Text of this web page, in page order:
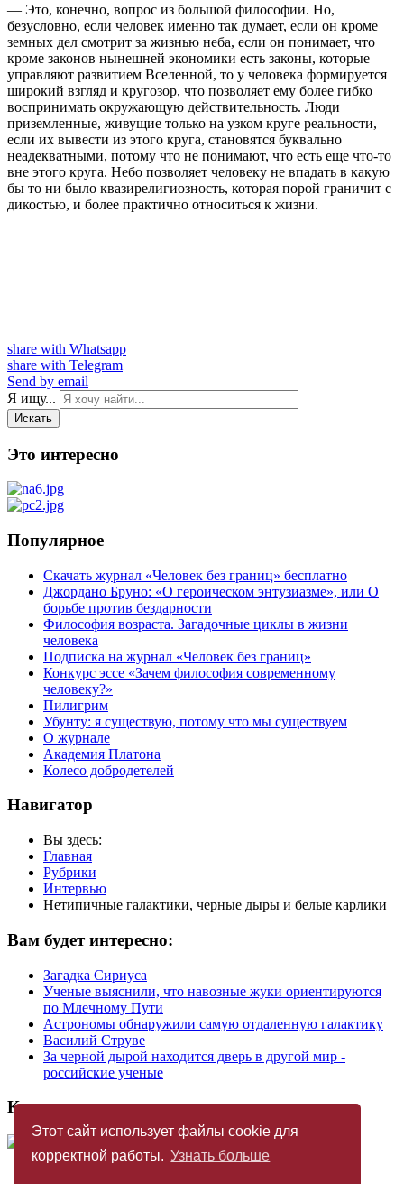
Этот сайт использует файлы cookie для
корректной работы. Узнать больше
— Это, конечно, вопрос из большой философии. Но,
безусловно, если человек именно так думает, если он кроме
земных дел смотрит за жизнью неба, если он понимает, что
кроме законов нынешней экономики есть законы, которые
управляют развитием Вселенной, то у человека формируется
широкий взгляд и кругозор, что позволяет ему более гибко
воспринимать окружающую действительность. Люди
приземленные, живущие только на узком круге реальности,
если их вывести из этого круга, становятся буквально
неадекватными, потому что не понимают, что есть еще что-то
вне этого круга. Небо позволяет человеку не впадать в какую
бы то ни было квазирелигиозность, которая порой граничит с
дикостью, и более практично относиться к жизни.
share with Whatsapp
share with Telegram
Send by email
Я ищу...
Искать
Это интересно
Популярное
Скачать журнал «Человек без границ» бесплатно
Джордано Бруно: «О героическом энтузиазме», или О
борьбе против бездарности
Философия возраста. Загадочные циклы в жизни
человека
Подписка на журнал «Человек без границ»
Конкурс эссе «Зачем философия современному
человеку?»
Пилигрим
Убунту: я существую, потому что мы существуем
О журнале
Академия Платона
Колесо добродетелей
Навигатор
Вы здесь:
Главная
Рубрики
Интервью
Нетипичные галактики, черные дыры и белые карлики
Вам будет интересно:
Загадка Сириуса
Ученые выяснили, что навозные жуки ориентируются
по Млечному Пути
Астрономы обнаружили самую отдаленную галактику
Василий Струве
За черной дырой находится дверь в другой мир -
российские ученые
Купить журнал